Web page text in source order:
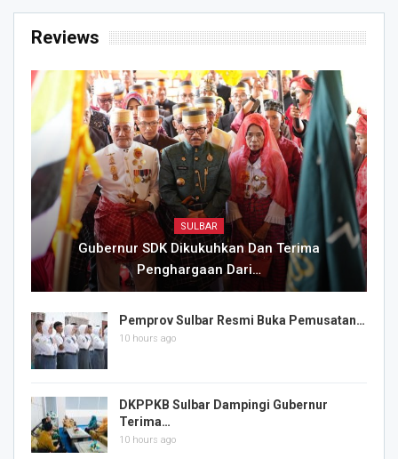
Reviews
SULBAR
Gubernur SDK Dikukuhkan Dan Terima
Penghargaan Dari…
Pemprov Sulbar Resmi Buka Pemusatan…
10 hours ago
DKPPKB Sulbar Dampingi Gubernur
Terima…
10 hours ago